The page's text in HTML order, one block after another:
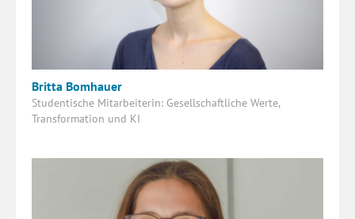
Britta Bomhauer
Studentische Mitarbeiterin: Gesellschaftliche Werte,
Transformation und KI